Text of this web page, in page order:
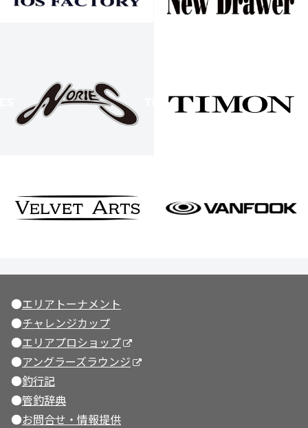
●エリアトーナメント
●チャレンジカップ
●エリアプロショップ
●アングラーズラウンジ
●釣行記
●管釣辞典
●お問合せ・情報提供